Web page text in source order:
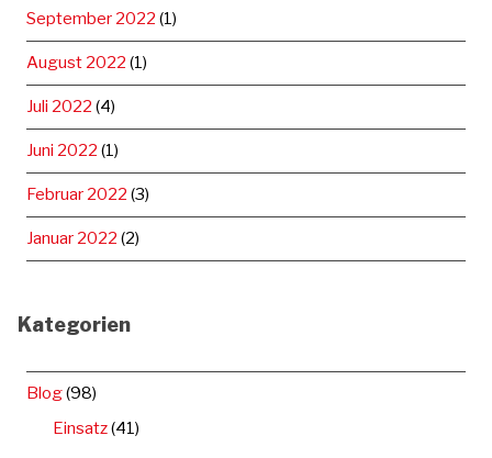
September 2022 (1)
August 2022 (1)
Juli 2022 (4)
Juni 2022 (1)
Februar 2022 (3)
Januar 2022 (2)
Kategorien
Blog(98)
Einsatz(41)